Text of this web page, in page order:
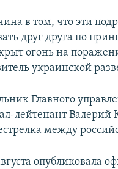
в том, что эти
друг друга по
огонь на
украинской
Главного
лейтенант Валерий
между
опубликовала